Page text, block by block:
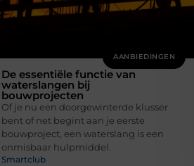
AANBIEDINGEN
De essentiële functie van
waterslangen bij
bouwprojecten
Of je nu een doorgewinterde klusser
bent of net begint aan je eerste
bouwproject, een waterslang is een
onmisbaar hulpmiddel.
Smartclub